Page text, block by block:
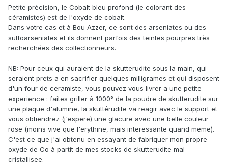
Petite précision, le Cobalt bleu profond (le colorant des
céramistes) est de l'oxyde de cobalt.
Dans votre cas et à Bou Azzer, ce sont des arseniates ou des
sulfoarseniates et ils donnent parfois des teintes pourpres très
recherchées des collectionneurs.
NB: Pour ceux qui auraient de la skutterudite sous la main, qui
seraient prets a en sacrifier quelques milligrames et qui disposent
d'un four de ceramiste, vous pouvez vous livrer a une petite
experience : faites griller à 1000° de la poudre de skutterudite sur
une plaque d'alumine, la skuttérudite va reagir avec le support et
vous obtiendrez (j'espere) une glacure avec une belle couleur
rose (moins vive que l'erythine, mais interessante quand meme).
C'est ce que j'ai obtenu en essayant de fabriquer mon propre
oxyde de Co à partit de mes stocks de skutterudite mal
cristallisee.